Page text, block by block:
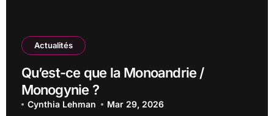
Actualités
Qu’est-ce que la Monoandrie /
Monogynie ?
Cynthia Lehman Mar 29, 2026